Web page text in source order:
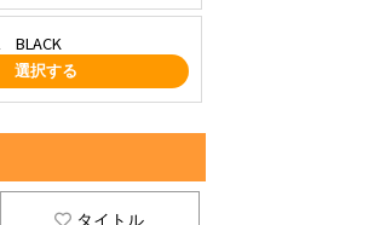
選択する
タイトル